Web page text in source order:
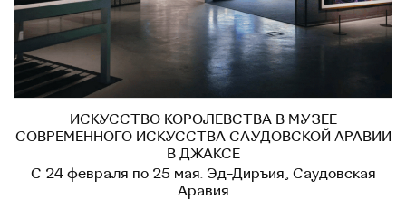
ИСКУССТВО КОРОЛЕВСТВА В МУЗЕЕ
СОВРЕМЕННОГО ИСКУССТВА САУДОВСКОЙ АРАВИИ
В ДЖАКСЕ
С 24 февраля по 25 мая. Эд-Диръия, Саудовская
Аравия